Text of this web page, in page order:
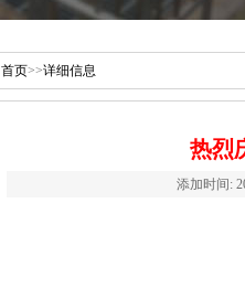
首页>>详细信息
热烈
添加时间: